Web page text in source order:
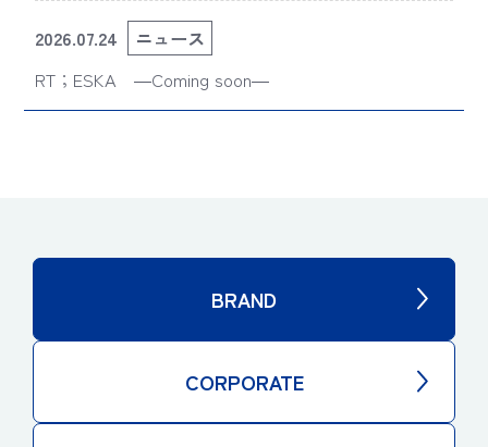
2026.07.24
ニュース
RT；ESKA ―Coming soon―
BRAND
CORPORATE